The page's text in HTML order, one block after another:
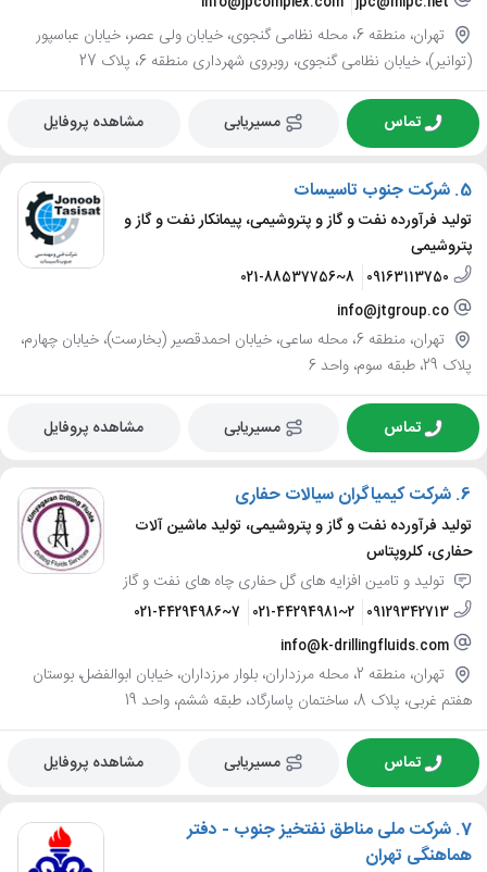
تهران، منطقه 6، محله نظامی گنجوی، خیابان ولی عصر، خیابان عباسپور
(توانیر)، خیابان نظامی گنجوی، روبروی شهرداری منطقه 6، پلاک 27
تماس مسیریابی مشاهده پروفایل
5. شرکت جنوب تاسیسات
تولید فرآورده نفت و گاز و پتروشیمی، پیمانکار نفت و گاز و
پتروشیمی
09163113750
021-88537756~8
info@jtgroup.co
تهران، منطقه 6، محله ساعی، خیابان احمدقصیر (بخارست)، خیابان چهارم،
پلاک 29، طبقه سوم، واحد 6
تماس مسیریابی مشاهده پروفایل
6. شرکت کیمیاگران سیالات حفاری
تولید فرآورده نفت و گاز و پتروشیمی، تولید ماشین آلات
حفاری، کلروپتاس
تولید و تامین افزایه های گل حفاری چاه های نفت و گاز
09129342713
021-44294981~2
021-44294986~7
info@k-drillingfluids.com
تهران، منطقه 2، محله مرزداران، بلوار مرزداران، خیابان ابوالفضل، بوستان
هفتم غربی، پلاک 8، ساختمان پاسارگاد، طبقه ششم، واحد 19
تماس مسیریابی مشاهده پروفایل
7. شرکت ملی مناطق نفتخیز جنوب - دفتر
هماهنگی تهران